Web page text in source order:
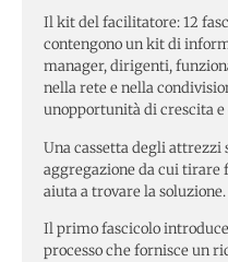
Il kit del facilitatore: 12
contengono un kit di
manager, dirigenti,
nella rete e nella
unopportunità di crescita
Una cassetta degli attrezzi
aggregazione da cui tirare
aiuta a trovare la soluzione.
Il primo fascicolo
processo che fornisce un